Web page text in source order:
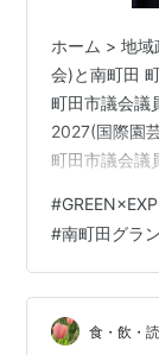
ホーム > 地
会)と南町田
町田市議会議
2027(国際園
町田市議会議
日：2026年5
域交通 / まち
議会議員 小
町田市議会議
駅前、商店街
#
#南町田グラ
食・飲・